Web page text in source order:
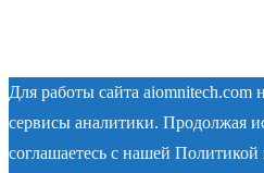
Для работы сайта
сервисы аналитики. Продолжая
соглашаетесь с нашей Политикой